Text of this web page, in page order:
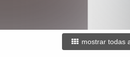
mostrar todas